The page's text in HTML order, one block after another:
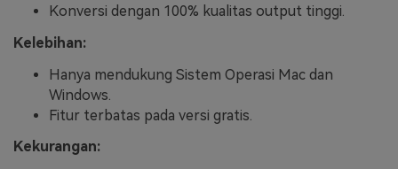
Konversi dengan 100% kualitas output tinggi.
Kelebihan:
Hanya mendukung Sistem Operasi Mac dan
Windows.
Fitur terbatas pada versi gratis.
Kekurangan: